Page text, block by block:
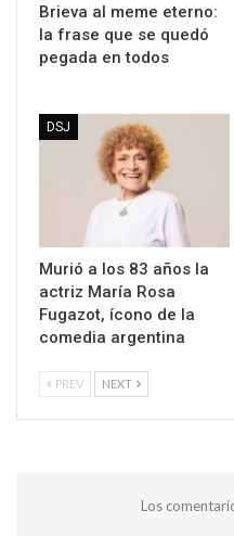
Brieva al meme eterno:
la frase que se quedó
pegada en todos
DSJ
Murió a los 83 años la
actriz María Rosa
Fugazot, ícono de la
comedia argentina
PREV NEXT
Los